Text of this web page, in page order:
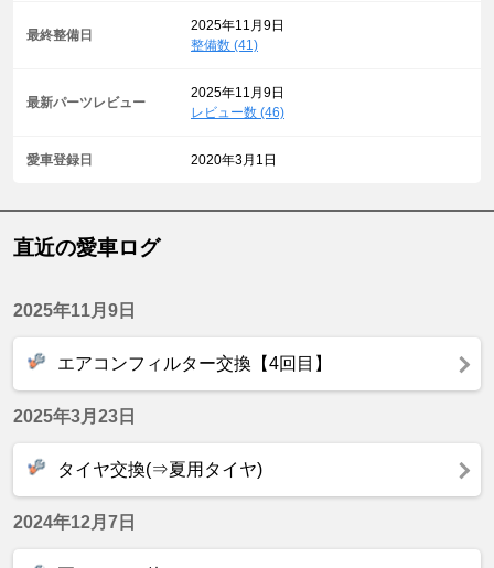
最終整備日
2025年11月9日
整備数 (41)
最新パーツレビュー
2025年11月9日
レビュー数 (46)
愛車登録日 2020年3月1日
直近の愛車ログ
2025年11月9日
エアコンフィルター交換【4回目】
2025年3月23日
タイヤ交換(⇒夏用タイヤ)
2024年12月7日